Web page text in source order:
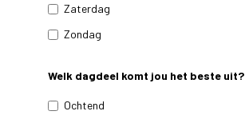
Zaterdag
Zondag
Welk dagdeel komt jou het beste uit?
Ochtend